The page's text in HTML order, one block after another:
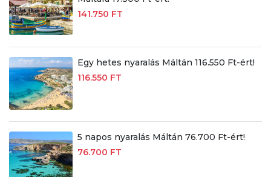
141.750 FT
Egy hetes nyaralás Máltán 116.550 Ft-ért!
116.550 FT
5 napos nyaralás Máltán 76.700 Ft-ért!
76.700 FT